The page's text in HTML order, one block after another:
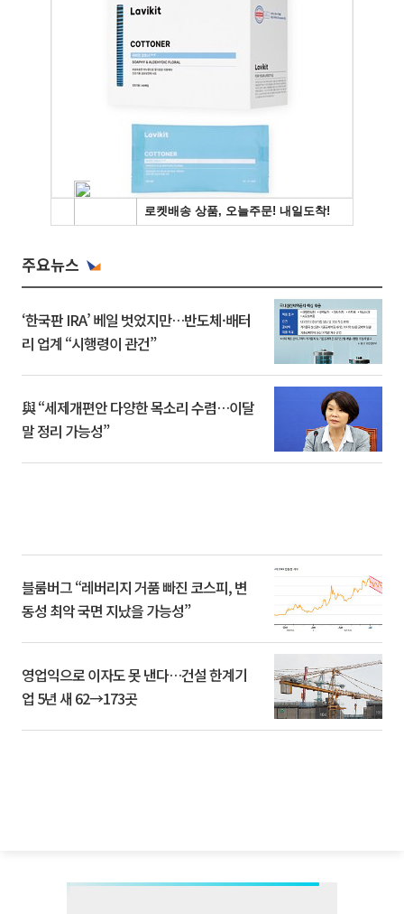
주요뉴스
‘한국판 IRA’ 베일 벗었지만…반도체·배터
리 업계 “시행령이 관건”
與 “세제개편안 다양한 목소리 수렴…이달
말 정리 가능성”
블룸버그 “레버리지 거품 빠진 코스피, 변
동성 최악 국면 지났을 가능성”
영업익으로 이자도 못 낸다…건설 한계기
업 5년 새 62→173곳